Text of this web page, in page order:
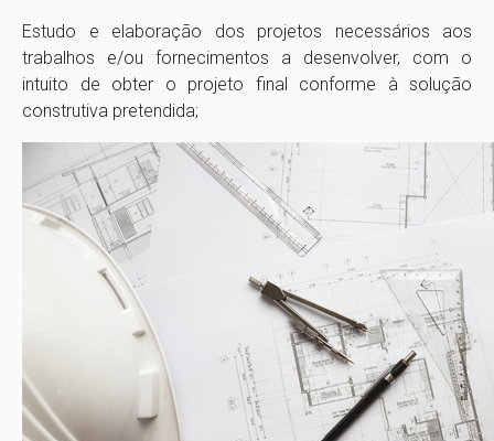
Estudo e elaboração dos projetos necessários aos
trabalhos e/ou fornecimentos a desenvolver, com o
intuito de obter o projeto final conforme à solução
construtiva pretendida;